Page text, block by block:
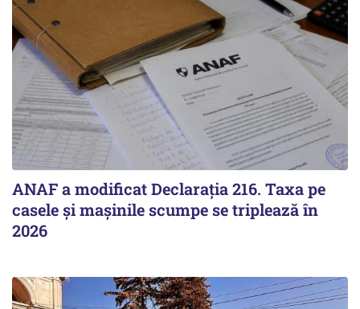
ANAF a modificat Declarația 216. Taxa pe
casele și mașinile scumpe se triplează în
2026